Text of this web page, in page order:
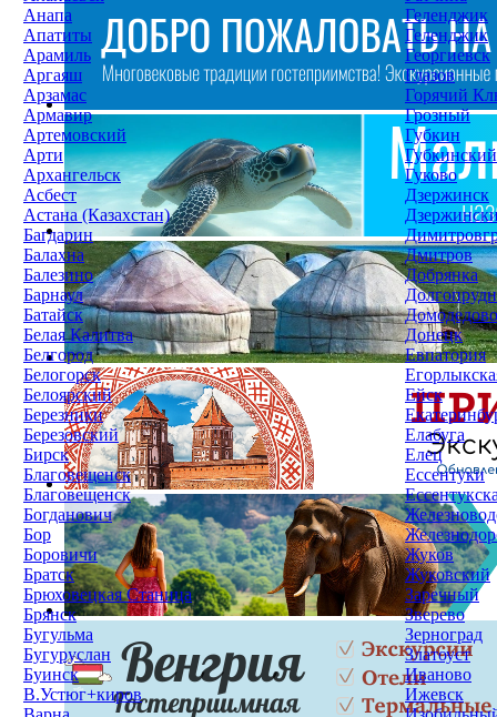
Анапа
Апатиты
Арамиль
Аргаяш
Арзамас
Армавир
Артемовский
Арти
Архангельск
Асбест
Астана (Казахстан)
Багдарин
Балахна
Балезино
Барнаул
Батайск
Белая Калитва
Белгород
Белогорск
Белоярский
Березники
Березовский
Бирск
Благовещенск
Благовещенск
Богданович
Бор
Боровичи
Братск
Брюховецкая Станица
Брянск
Бугульма
Бугуруслан
Буинск
В.Устюг+киров
Геленджик
Геленджик
Георгиевск
Глазов
Горячий
Грозный
Губкин
Губкинский
Гуково
Дзержинск
Дмитров
Добрянка
Домодедово
Донецк
Евпатория
Ейск
Елабуга
Елец
Ессентуки
Жуков
Жуковский
Заречный
Зверево
Зерноград
Златоуст
Иваново
Ижевск